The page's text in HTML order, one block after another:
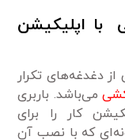
با اپلیکیشن
دغدغه‌های تکرار
می‌باشد. باربری
کار را برای
که با نصب آن